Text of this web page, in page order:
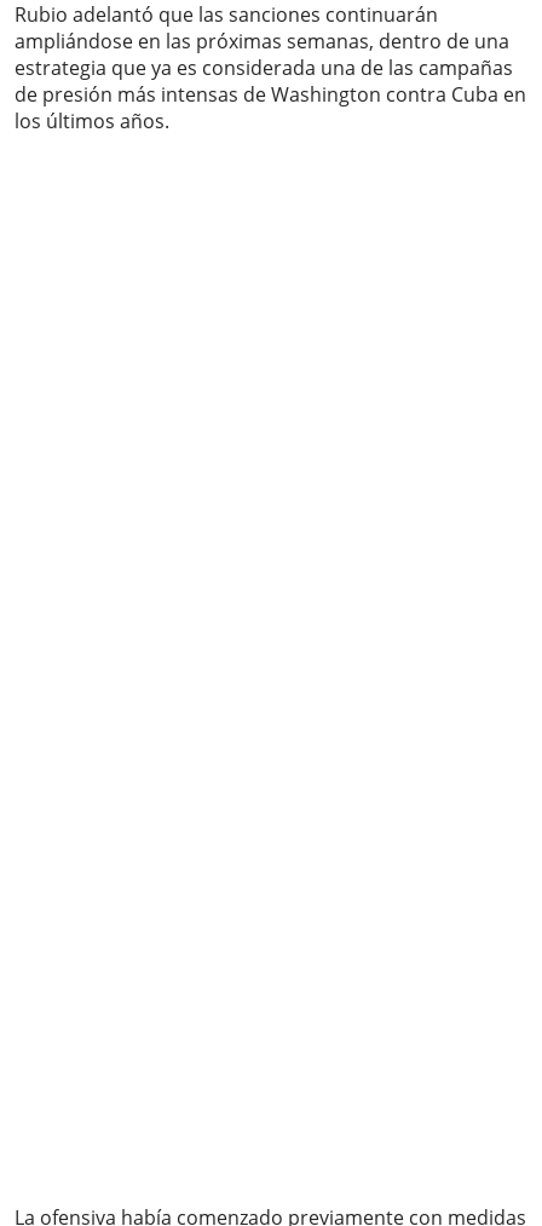
Rubio adelantó que las sanciones continuarán
ampliándose en las próximas semanas, dentro de una
estrategia que ya es considerada una de las campañas
de presión más intensas de Washington contra Cuba en
los últimos años.
La ofensiva había comenzado previamente con medidas